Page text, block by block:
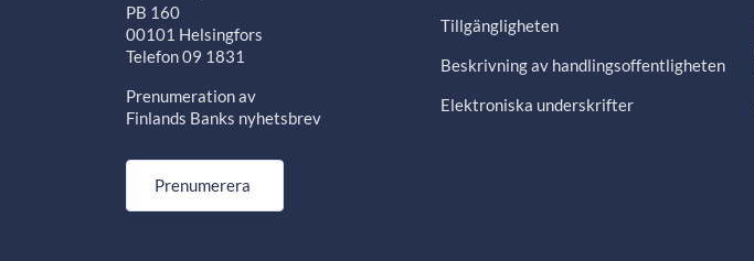
PB 160
00101 Helsingfors
Telefon 09 1831
Prenumeration av
Finlands Banks nyhetsbrev
Prenumerera
Tillgängligheten
Beskrivning av handlingsoffentligheten
Elektroniska underskrifter